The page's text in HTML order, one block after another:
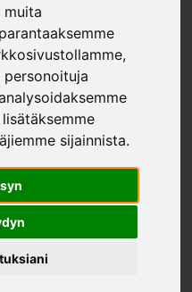
muita
personoituja
sijainnista.